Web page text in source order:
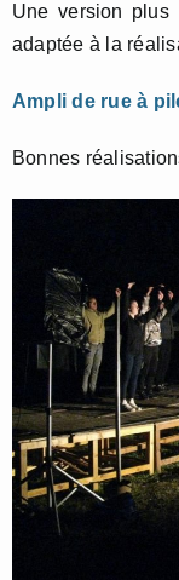
Une version plus
adaptée à la
Ampli de rue à
Bonnes